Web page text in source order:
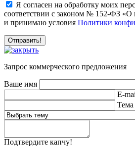
Я согласен на обработку моих
соответствии с законом № 152-ФЗ «О
и принимаю условия Политики
Запрос коммерческого предложения
Ваше имя
E-
Тема
Подтвердите капчу!